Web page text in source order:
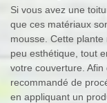
Si vous avez une
que ces matériaux
mousse. Cette
peu esthétique, tout
votre couverture. Afin
recommandé de
en appliquant un